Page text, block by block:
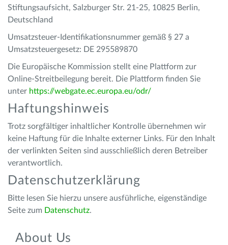
Stiftungsaufsicht, Salzburger Str. 21-25, 10825 Berlin,
Deutschland
Umsatzsteuer-Identifikationsnummer gemäß § 27 a
Umsatzsteuergesetz: DE 295589870
Die Europäische Kommission stellt eine Plattform zur
Online-Streitbeilegung bereit. Die Plattform finden Sie
unter https://webgate.ec.europa.eu/odr/
Haftungshinweis
Trotz sorgfältiger inhaltlicher Kontrolle übernehmen wir
keine Haftung für die Inhalte externer Links. Für den Inhalt
der verlinkten Seiten sind ausschließlich deren Betreiber
verantwortlich.
Datenschutzerklärung
Bitte lesen Sie hierzu unsere ausführliche, eigenständige
Seite zum Datenschutz.
About Us